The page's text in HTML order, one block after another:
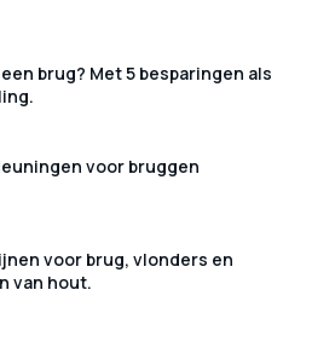
brug? Met 5 besparingen als
voor bruggen
voor brug, vlonders en
van hout.